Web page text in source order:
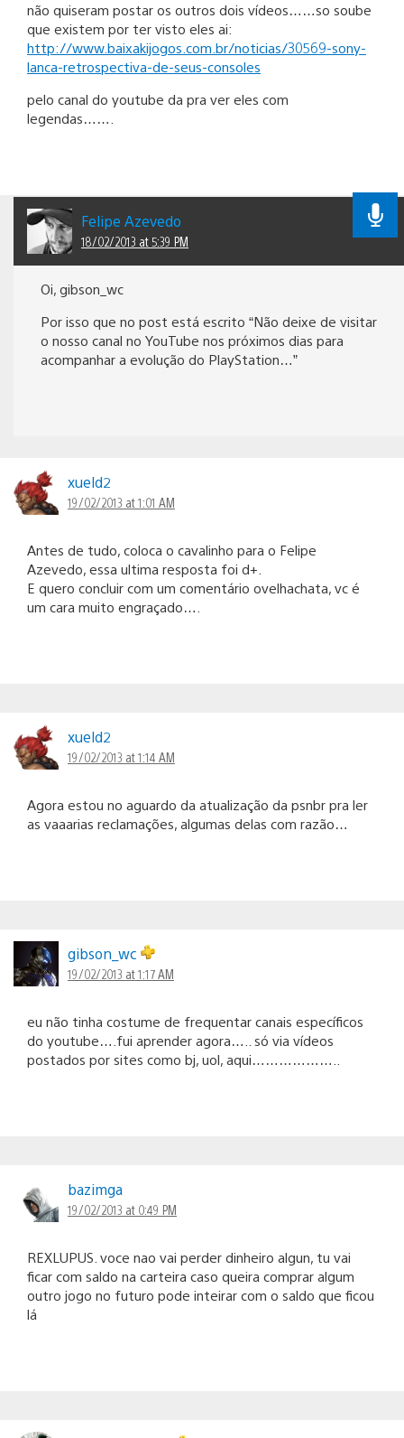
não quiseram postar os outros dois vídeos……so soube
que existem por ter visto eles ai:
http://www.baixakijogos.com.br/noticias/30569-sony-
lanca-retrospectiva-de-seus-consoles
pelo canal do youtube da pra ver eles com
legendas…….
Felipe Azevedo
18/02/2013 at 5:39 PM
Oi, gibson_wc
Por isso que no post está escrito “Não deixe de visitar
o nosso canal no YouTube nos próximos dias para
acompanhar a evolução do PlayStation…”
xueld2
19/02/2013 at 1:01 AM
Antes de tudo, coloca o cavalinho para o Felipe
Azevedo, essa ultima resposta foi d+.
E quero concluir com um comentário ovelhachata, vc é
um cara muito engraçado….
xueld2
19/02/2013 at 1:14 AM
Agora estou no aguardo da atualização da psnbr pra ler
as vaaarias reclamações, algumas delas com razão…
gibson_wc
19/02/2013 at 1:17 AM
eu não tinha costume de frequentar canais específicos
do youtube….fui aprender agora….. só via vídeos
postados por sites como bj, uol, aqui………………..
bazimga
19/02/2013 at 0:49 PM
REXLUPUS. voce nao vai perder dinheiro algun, tu vai
ficar com saldo na carteira caso queira comprar algum
outro jogo no futuro pode inteirar com o saldo que ficou
lá